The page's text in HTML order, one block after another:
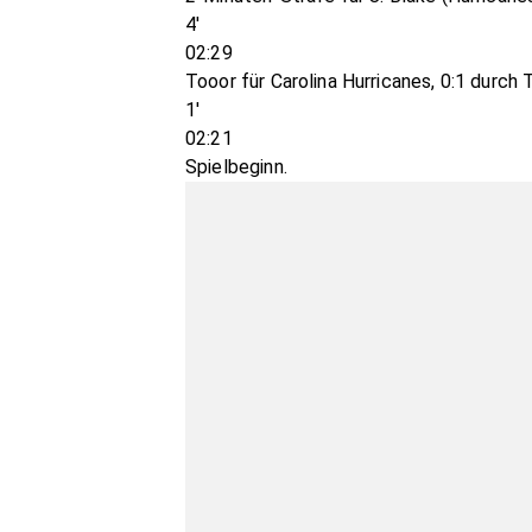
4'
02:29
Tooor für Carolina Hurricanes, 0:1 durch
1'
02:21
Spielbeginn.